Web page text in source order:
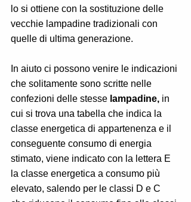
lo si ottiene con la sostituzione delle
vecchie lampadine tradizionali con
quelle di ultima generazione.
In aiuto ci possono venire le indicazioni
che solitamente sono scritte nelle
confezioni delle stesse lampadine, in
cui si trova una tabella che indica la
classe energetica di appartenenza e il
conseguente consumo di energia
stimato, viene indicato con la lettera E
la classe energetica a consumo più
elevato, salendo per le classi D e C